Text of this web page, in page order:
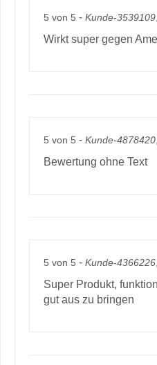
5 von 5 - Kunde-3539109
Wirkt super gegen
5 von 5 - Kunde-4878420
Bewertung ohne Text
5 von 5 - Kunde-4366226
Super Produkt,
gut aus zu bringen